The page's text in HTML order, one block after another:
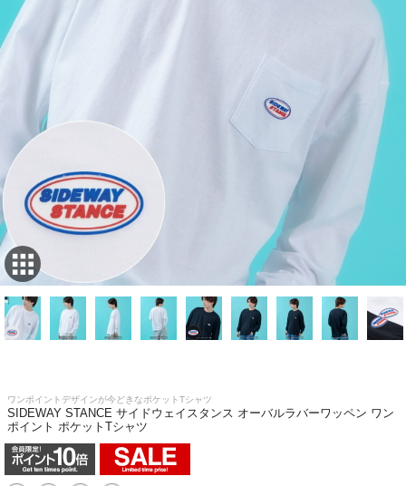
ワンポイントデザインが今どきなポケットTシャツ
SIDEWAY STANCE サイドウェイスタンス オーバルラバーワッペン ワン
ポイント ポケットTシャツ